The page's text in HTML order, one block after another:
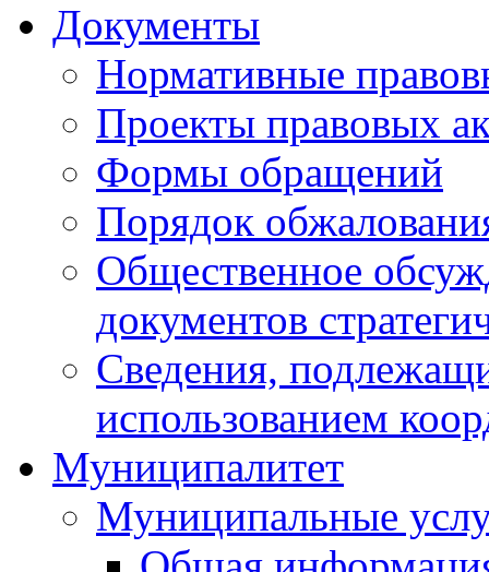
Документы
Нормативные
Проекты правовых
Формы обращений
Порядок
Общественное
документов
Сведения,
использованием
Муниципалитет
Муниципальные